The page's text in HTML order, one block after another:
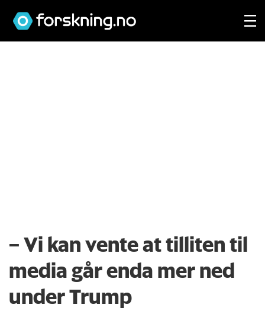
– Vi kan vente at tilliten til
media går enda mer ned
under Trump